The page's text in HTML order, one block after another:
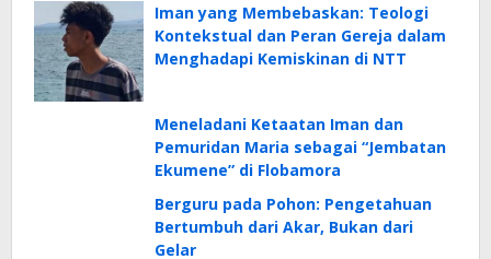
Iman yang Membebaskan: Teologi
Kontekstual dan Peran Gereja dalam
Menghadapi Kemiskinan di NTT
Meneladani Ketaatan Iman dan
Pemuridan Maria sebagai “Jembatan
Ekumene” di Flobamora
Berguru pada Pohon: Pengetahuan
Bertumbuh dari Akar, Bukan dari
Gelar